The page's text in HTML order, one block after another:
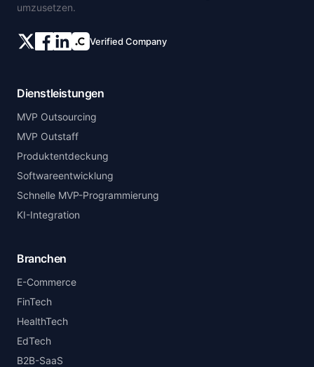
umzusetzen.
Verified Company
Dienstleistungen
MVP Outsourcing
MVP Outstaff
Produktentdeckung
Softwareentwicklung
Schnelle MVP-Programmierung
KI-Integration
Branchen
E-Commerce
FinTech
HealthTech
EdTech
B2B-SaaS